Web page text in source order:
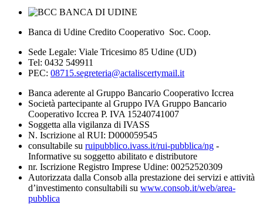
Banca di Udine Credito Cooperativo Soc. Coop.
Sede Legale: Viale Tricesimo 85 Udine (UD)
Tel: 0432 549911
PEC: 08715.segreteria@actaliscertymail.it
Banca aderente al Gruppo Bancario Cooperativo Iccrea
Società partecipante al Gruppo IVA Gruppo Bancario
Cooperativo Iccrea P. IVA 15240741007
Soggetta alla vigilanza di IVASS
N. Iscrizione al RUI: D000059545
consultabile su ruipubblico.ivass.it/rui-pubblica/ng -
Informative su soggetto abilitato e distributore
nr. Iscrizione Registro Imprese Udine: 00252520309
Autorizzata dalla Consob alla prestazione dei servizi e attività
d’investimento consultabili su www.consob.it/web/area-
pubblica